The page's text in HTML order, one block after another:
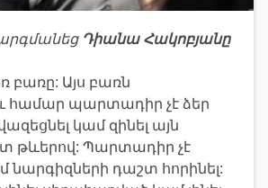
Դիանա Հակոբյանը
բառը: Այս բառն
համար պարտադիր չէ ձեր
կամ զինել այն
թևերով: Պարտադիր չէ
դաշտ հորինել: